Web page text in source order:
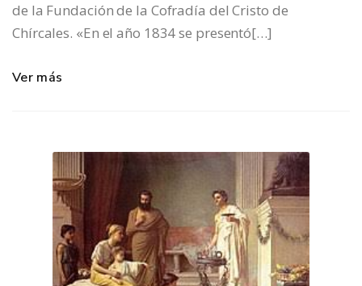
de la Fundación de la Cofradía del Cristo de
Chírcales. «En el año 1834 se presentó[…]
Ver más